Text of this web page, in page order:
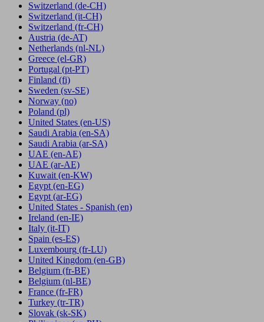
Switzerland (de-CH)
Switzerland (it-CH)
Switzerland (fr-CH)
Austria (de-AT)
Netherlands (nl-NL)
Greece (el-GR)
Portugal (pt-PT)
Finland (fi)
Sweden (sv-SE)
Norway (no)
Poland (pl)
United States (en-US)
Saudi Arabia (en-SA)
Saudi Arabia (ar-SA)
UAE (en-AE)
UAE (ar-AE)
Kuwait (en-KW)
Egypt (en-EG)
Egypt (ar-EG)
United States - Spanish (en)
Ireland (en-IE)
Italy (it-IT)
Spain (es-ES)
Luxembourg (fr-LU)
United Kingdom (en-GB)
Belgium (fr-BE)
Belgium (nl-BE)
France (fr-FR)
Turkey (tr-TR)
Slovak (sk-SK)